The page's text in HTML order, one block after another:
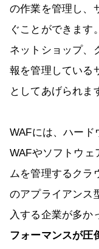
の作業を管理し、
ぐことができます
ネットショップ、
報を管理している
としてあげられま
WAFには、ハード
WAFやソフトウェ
ムを管理するクラ
のアプライアンス
入する企業が多か
フォーマンスが圧